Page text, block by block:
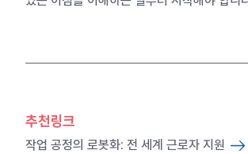
추천링크
작업 공정의 로봇화: 전 세계 근로자 지원